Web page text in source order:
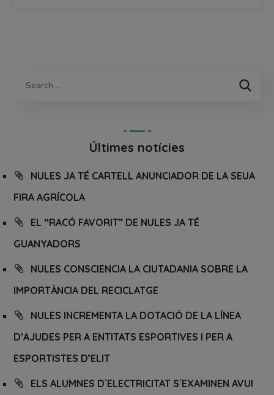
Últimes notícies
NULES JA TÉ CARTELL ANUNCIADOR DE LA SEUA
FIRA AGRÍCOLA
EL “RACÓ FAVORIT” DE NULES JA TÉ
GUANYADORS
NULES CONSCIENCIA LA CIUTADANIA SOBRE LA
IMPORTÀNCIA DEL RECICLATGE
NULES INCREMENTA LA DOTACIÓ DE LA LÍNEA
D’AJUDES PER A ENTITATS ESPORTIVES I PER A
ESPORTISTES D’ELIT
ELS ALUMNES D´ELECTRICITAT S´EXAMINEN AVUI